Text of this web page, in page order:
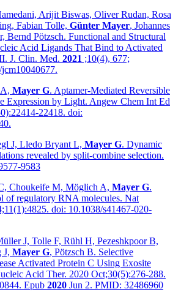
Arijit Biswas, Oliver Rudan, Rosa
Fabian Tolle, Günter Mayer, Johannes
Bernd Pötzsch. Functional and Structural
Acid Ligands That Bind to Activated
J. Clin. Med. 2021 ;10(4), 677;
Mayer G. Aptamer-Mediated Reversible
Expression by Light. Angew Chem Int Ed
22418. doi:
J, Lledo Bryant L, Mayer G. Dynamic
revealed by split-combine selection.
9583
Choukeife M, Möglich A, Mayer G.
of regulatory RNA molecules. Nat
doi: 10.1038/s41467-020-
J, Tolle F, Rühl H, Pezeshkpoor B,
J, Mayer G, Pötzsch B. Selective
Activated Protein C Using Exosite
Acid Ther. 2020 Oct;30(5):276-288.
Epub 2020 Jun 2. PMID: 32486960